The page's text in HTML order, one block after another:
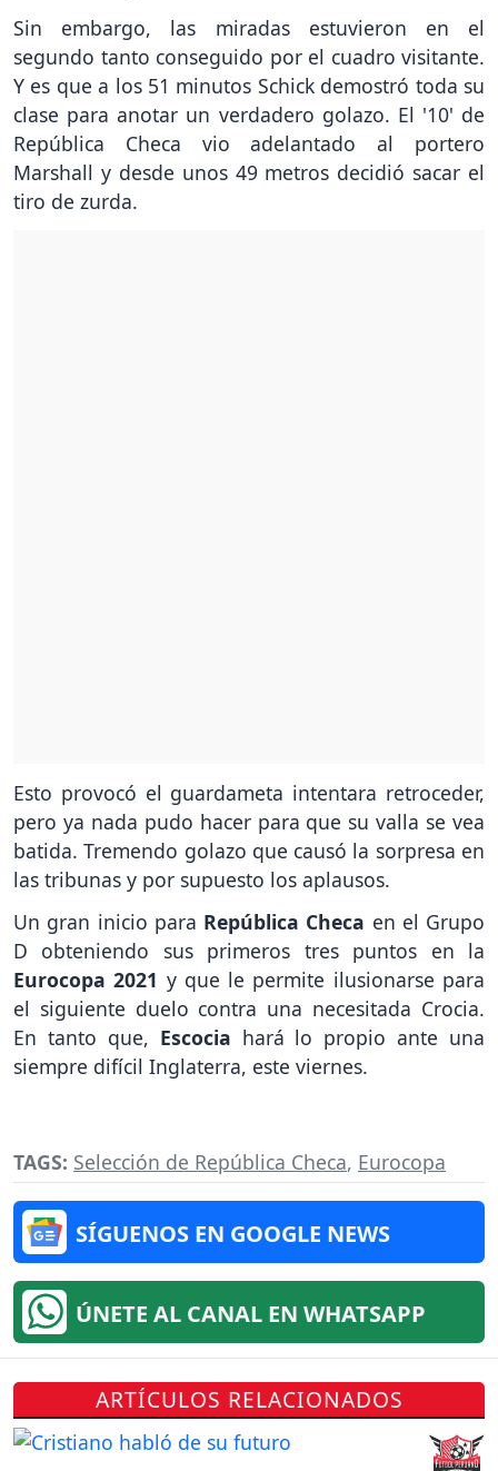
Sin embargo, las miradas estuvieron en el
segundo tanto conseguido por el cuadro visitante.
Y es que a los 51 minutos Schick demostró toda su
clase para anotar un verdadero golazo. El '10' de
República Checa vio adelantado al portero
Marshall y desde unos 49 metros decidió sacar el
tiro de zurda.
Esto provocó el guardameta intentara retroceder,
pero ya nada pudo hacer para que su valla se vea
batida. Tremendo golazo que causó la sorpresa en
las tribunas y por supuesto los aplausos.
Un gran inicio para República Checa en el Grupo
D obteniendo sus primeros tres puntos en la
Eurocopa 2021 y que le permite ilusionarse para
el siguiente duelo contra una necesitada Crocia.
En tanto que, Escocia hará lo propio ante una
siempre difícil Inglaterra, este viernes.
TAGS: Selección de República Checa, Eurocopa
SÍGUENOS EN GOOGLE NEWS
ÚNETE AL CANAL EN WHATSAPP
ARTÍCULOS RELACIONADOS